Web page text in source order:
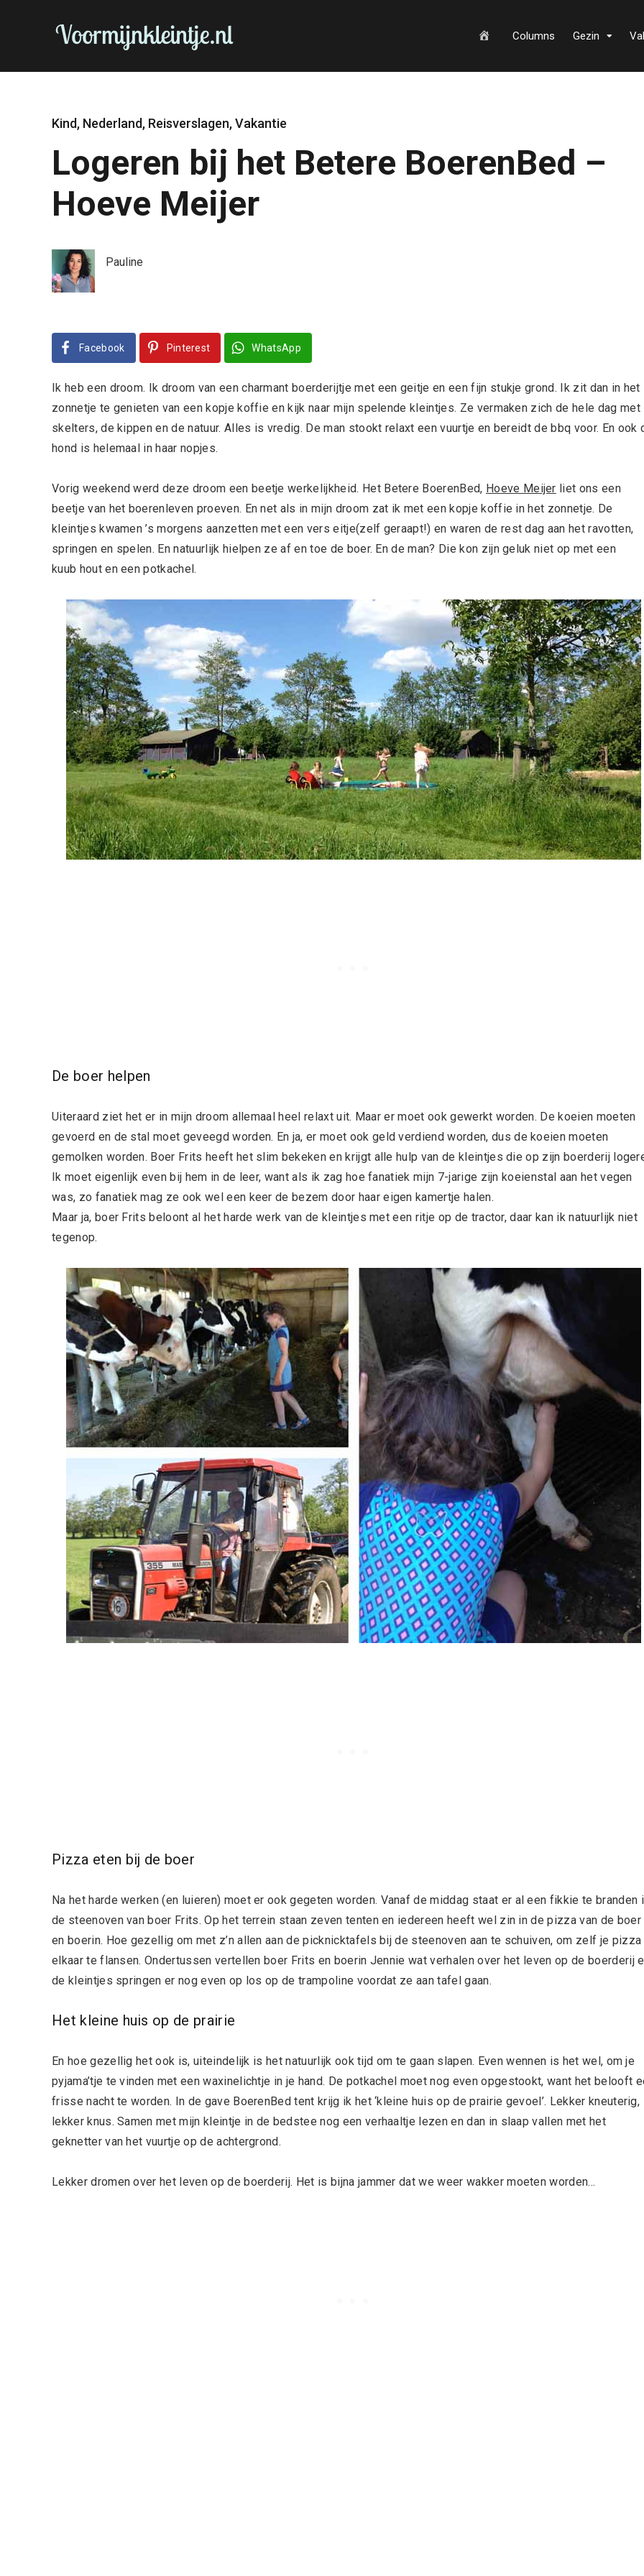
m
Columns Gezin
Kind, Nederland, Reisverslagen,Vakantie
Logeren bij het Betere BoerenBed –
Hoeve Meijer
Pauline
Facebook Pinterest WhatsApp
Ik heb een droom. Ik droom van een charmant boerderijtje met een geitje en een fijn stukje grond. Ik zit dan in het
zonnetje te genieten van een kopje koffie en kijk naar mijn spelende kleintjes. Ze vermaken zich de hele dag met
skelters, de kippen en de natuur. Alles is vredig. De man stookt relaxt een vuurtje en bereidt de bbq voor. En ook
hond is helemaal in haar nopjes.
Vorig weekend werd deze droom een beetje werkelijkheid. Het Betere BoerenBed, Hoeve Meijer liet ons een
beetje van het boerenleven proeven. En net als in mijn droom zat ik met een kopje koffie in het zonnetje. De
kleintjes kwamen ’s morgens aanzetten met een vers eitje(zelf geraapt!) en waren de rest dag aan het ravotten,
springen en spelen. En natuurlijk hielpen ze af en toe de boer. En de man? Die kon zijn geluk niet op met een
kuub hout en een potkachel.
De boer helpen
Uiteraard ziet het er in mijn droom allemaal heel relaxt uit. Maar er moet ook gewerkt worden. De koeien moeten
gevoerd en de stal moet geveegd worden. En ja, er moet ook geld verdiend worden, dus de koeien moeten
gemolken worden. Boer Frits heeft het slim bekeken en krijgt alle hulp van de kleintjes die op zijn boerderij
Ik moet eigenlijk even bij hem in de leer, want als ik zag hoe fanatiek mijn 7-jarige zijn koeienstal aan het vegen
was, zo fanatiek mag ze ook wel een keer de bezem door haar eigen kamertje halen.
Maar ja, boer Frits beloont al het harde werk van de kleintjes met een ritje op de tractor, daar kan ik natuurlijk niet
tegenop.
Pizza eten bij de boer
Na het harde werken (en luieren) moet er ook gegeten worden. Vanaf de middag staat er al een fikkie te branden
de steenoven van boer Frits. Op het terrein staan zeven tenten en iedereen heeft wel zin in de pizza van de boer
en boerin. Hoe gezellig om met z’n allen aan de picknicktafels bij de steenoven aan te schuiven, om zelf je pizza
elkaar te flansen. Ondertussen vertellen boer Frits en boerin Jennie wat verhalen over het leven op de boerderij
de kleintjes springen er nog even op los op de trampoline voordat ze aan tafel gaan.
Het kleine huis op de prairie
En hoe gezellig het ook is, uiteindelijk is het natuurlijk ook tijd om te gaan slapen. Even wennen is het wel, om je
pyjama’tje te vinden met een waxinelichtje in je hand. De potkachel moet nog even opgestookt, want het belooft
frisse nacht te worden. In de gave BoerenBed tent krijg ik het ‘kleine huis op de prairie gevoel’. Lekker kneuterig,
lekker knus. Samen met mijn kleintje in de bedstee nog een verhaaltje lezen en dan in slaap vallen met het
geknetter van het vuurtje op de achtergrond.
Lekker dromen over het leven op de boerderij. Het is bijna jammer dat we weer wakker moeten worden…